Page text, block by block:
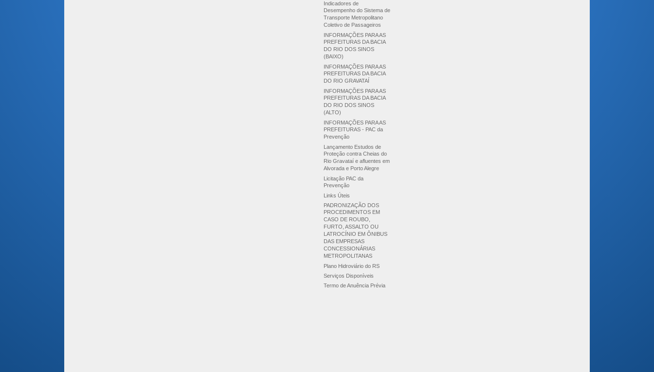
Indicadores de
Desempenho do Sistema de
Transporte Metropolitano
Coletivo de Passageiros
INFORMAÇÕES PARA AS
PREFEITURAS DA BACIA
DO RIO DOS SINOS
(BAIXO)
INFORMAÇÕES PARA AS
PREFEITURAS DA BACIA
DO RIO GRAVATAÍ
INFORMAÇÕES PARA AS
PREFEITURAS DA BACIA
DO RIO DOS SINOS
(ALTO)
INFORMAÇÕES PARA AS
PREFEITURAS - PAC da
Prevenção
Lançamento Estudos de
Proteção contra Cheias do
Rio Gravataí e afluentes em
Alvorada e Porto Alegre
Licitação PAC da
Prevenção
Links Úteis
PADRONIZAÇÃO DOS
PROCEDIMENTOS EM
CASO DE ROUBO,
FURTO, ASSALTO OU
LATROCÍNIO EM ÔNIBUS
DAS EMPRESAS
CONCESSIONÁRIAS
METROPOLITANAS
Plano Hidroviário do RS
Serviços Disponíveis
Termo de Anuência Prévia